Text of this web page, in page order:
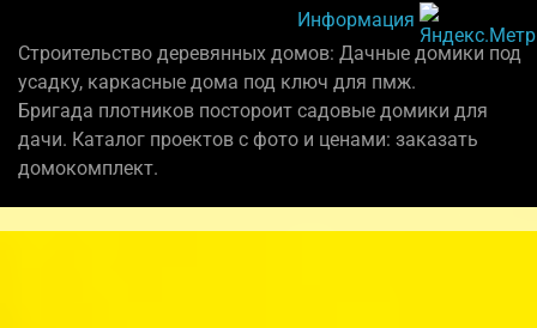
Информация
Строительство деревянных домов: Дачные домики под
усадку, каркасные дома под ключ для пмж.
Бригада плотников постороит садовые домики для
дачи. Каталог проектов с фото и ценами: заказать
домокомплект.